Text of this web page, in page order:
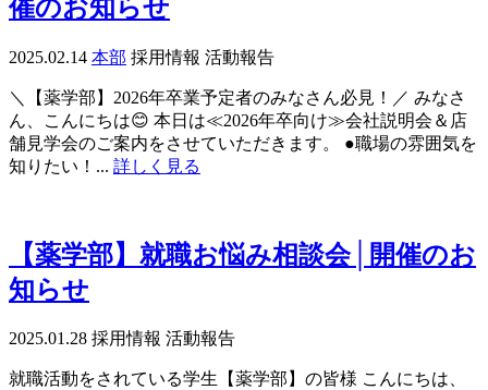
催のお知らせ
2025.02.14 本部 採用情報 活動報告
＼【薬学部】2026年卒業予定者のみなさん必見！／ みなさ
ん、こんにちは😊 本日は≪2026年卒向け≫会社説明会＆店
舗見学会のご案内をさせていただきます。 ●職場の雰囲気を
知りたい！... 詳しく見る
【薬学部】就職お悩み相談会│開催のお
知らせ
2025.01.28 採用情報 活動報告
就職活動をされている学生【薬学部】の皆様 こんにちは、